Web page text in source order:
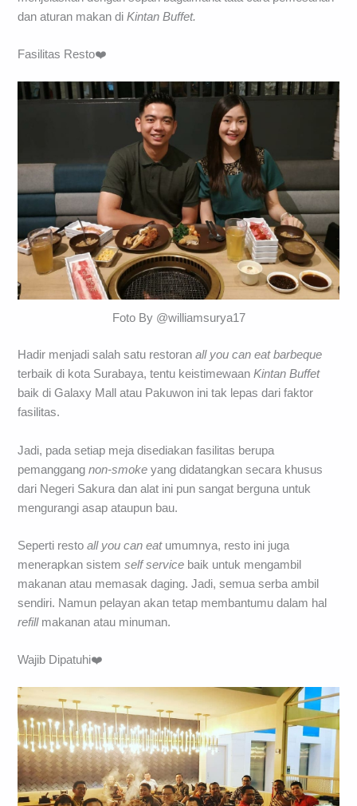
dan aturan makan diKintan Buffet.
Fasilitas Resto❤️
Foto By @williamsurya17
Hadir menjadi salah satu restoranall you can eat barbeque
terbaik di kota Surabaya, tentu keistimewaanKintan Buffet
baik di Galaxy Mall atau Pakuwon ini tak lepas dari faktor
fasilitas.
Jadi, pada setiap meja disediakan fasilitas berupa
pemanggangnon-smoke yang didatangkan secara khusus
dari Negeri Sakura dan alat ini pun sangat berguna untuk
mengurangi asap ataupun bau.
Seperti restoall you can eatumumnya, resto ini juga
menerapkan sistemself service baik untuk mengambil
makanan atau memasak daging. Jadi, semua serba ambil
sendiri. Namun pelayan akan tetap membantumu dalam hal
refillmakanan atau minuman.
Wajib Dipatuhi❤️